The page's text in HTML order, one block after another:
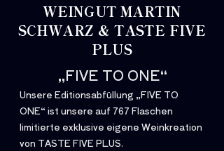
e
r
WEINGUT MARTIN
SCHWARZ & TASTE FIVE
PLUS
„FIVE TO ONE“
Unsere Editionsabfüllung „FIVE TO
ONE“ ist unsere auf 767 Flaschen
limitierte exklusive eigene Weinkreation
von TASTE FIVE PLUS.